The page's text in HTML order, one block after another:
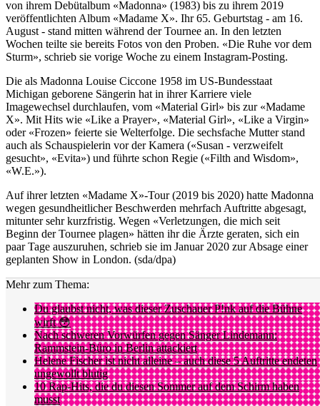
von ihrem Debütalbum «Madonna» (1983) bis zu ihrem 2019
veröffentlichten Album «Madame X». Ihr 65. Geburtstag - am 16.
August - stand mitten während der Tournee an. In den letzten
Wochen teilte sie bereits Fotos von den Proben. «Die Ruhe vor dem
Sturm», schrieb sie vorige Woche zu einem Instagram-Posting.
Die als Madonna Louise Ciccone 1958 im US-Bundesstaat
Michigan geborene Sängerin hat in ihrer Karriere viele
Imagewechsel durchlaufen, vom «Material Girl» bis zur «Madame
X». Mit Hits wie «Like a Prayer», «Material Girl», «Like a Virgin»
oder «Frozen» feierte sie Welterfolge. Die sechsfache Mutter stand
auch als Schauspielerin vor der Kamera («Susan - verzweifelt
gesucht», «Evita») und führte schon Regie («Filth and Wisdom»,
«W.E.»).
Auf ihrer letzten «Madame X»-Tour (2019 bis 2020) hatte Madonna
wegen gesundheitlicher Beschwerden mehrfach Auftritte abgesagt,
mitunter sehr kurzfristig. Wegen «Verletzungen, die mich seit
Beginn der Tournee plagen» hätten ihr die Ärzte geraten, sich ein
paar Tage auszuruhen, schrieb sie im Januar 2020 zur Absage einer
geplanten Show in London. (sda/dpa)
Mehr zum Thema:
Du glaubst nicht, was dieser Zuschauer P!nk auf die Bühne
wirft 😳
Nach schweren Vorwürfen gegen Sänger Lindemann:
Rammstein-Büro in Berlin attackiert
Helene Fischer ist nicht alleine – auch diese 5 Auftritte endeten
ungewollt blutig
10 Rap-Hits, die du diesen Sommer auf dem Schirm haben
musst